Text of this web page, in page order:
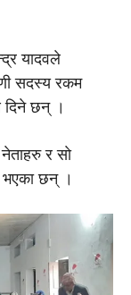
यादवले
सदस्य रकम
दिने छन् ।
र साे
भएका छन् ।